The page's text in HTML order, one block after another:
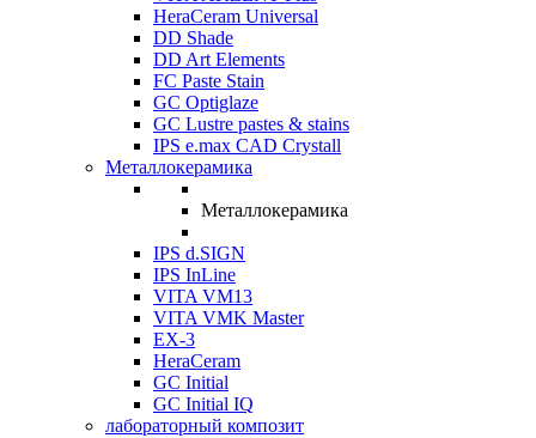
HeraCeram Universal
DD Shade
DD Art Elements
FC Paste Stain
GC Optiglaze
GC Lustre pastes & stains
IPS e.max CAD Crystall
Металлокерамика
Металлокерамика
IPS d.SIGN
IPS InLine
VITA VM13
VITA VMK Master
EX-3
HeraCeram
GC Initial
GC Initial IQ
лабораторный композит